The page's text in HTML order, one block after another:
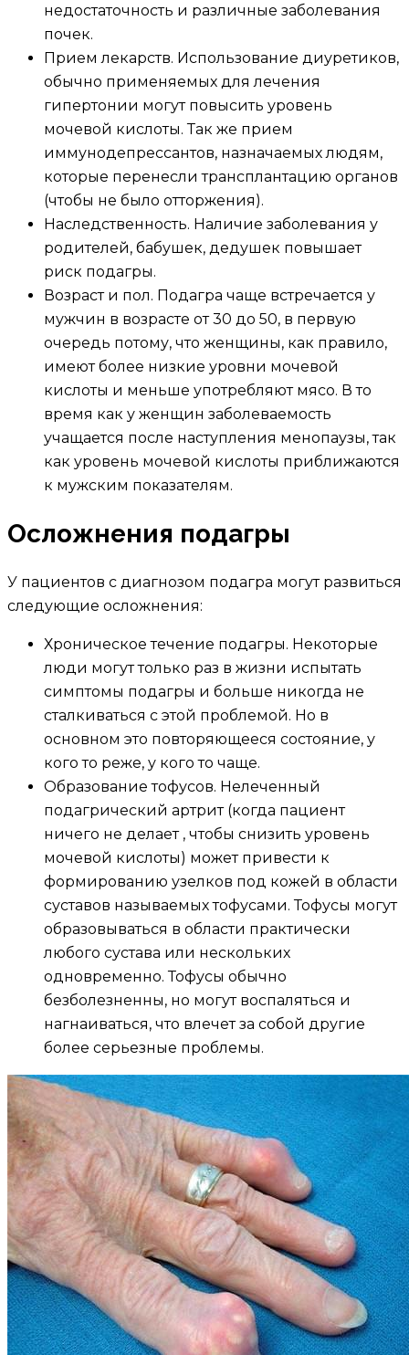
недостаточность и различные заболевания
почек.
Прием лекарств. Использование диуретиков,
обычно применяемых для лечения
гипертонии могут повысить уровень
мочевой кислоты. Так же прием
иммунодепрессантов, назначаемых людям,
которые перенесли трансплантацию органов
(чтобы не было отторжения).
Наследственность. Наличие заболевания у
родителей, бабушек, дедушек повышает
риск подагры.
Возраст и пол. Подагра чаще встречается у
мужчин в возрасте от 30 до 50, в первую
очередь потому, что женщины, как правило,
имеют более низкие уровни мочевой
кислоты и меньше употребляют мясо. В то
время как у женщин заболеваемость
учащается после наступления менопаузы, так
как уровень мочевой кислоты приближаются
к мужским показателям.
Осложнения подагры
У пациентов с диагнозом подагра могут развиться
следующие осложнения:
Хроническое течение подагры. Некоторые
люди могут только раз в жизни испытать
симптомы подагры и больше никогда не
сталкиваться с этой проблемой. Но в
основном это повторяющееся состояние, у
кого то реже, у кого то чаще.
Образование тофусов. Нелеченный
подагрический артрит (когда пациент
ничего не делает , чтобы снизить уровень
мочевой кислоты) может привести к
формированию узелков под кожей в области
суставов называемых тофусами. Тофусы могут
образовываться в области практически
любого сустава или нескольких
одновременно. Тофусы обычно
безболезненны, но могут воспаляться и
нагнаиваться, что влечет за собой другие
более серьезные проблемы.